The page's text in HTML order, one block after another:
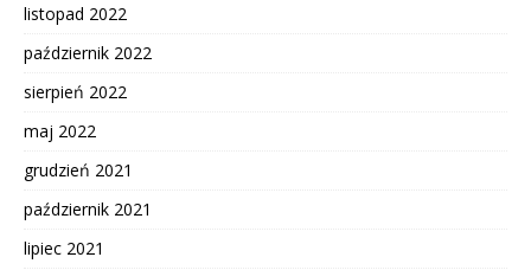
listopad 2022
październik 2022
sierpień 2022
maj 2022
grudzień 2021
październik 2021
lipiec 2021